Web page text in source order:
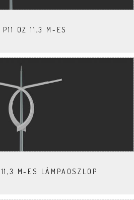
P11 OZ 11,3 M-ES
M-ES LÁMPAOSZLOP